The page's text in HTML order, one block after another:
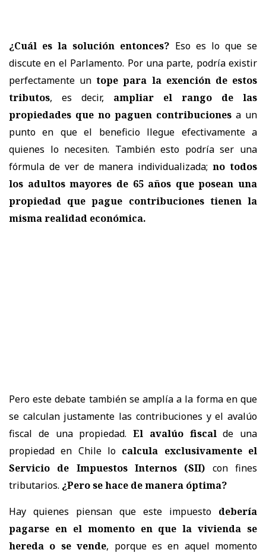
¿Cuál es la solución entonces? Eso es lo que se
discute en el Parlamento. Por una parte, podría existir
perfectamente un tope para la exención de estos
tributos, es decir, ampliar el rango de las
propiedades que no paguen contribuciones a un
punto en que el beneficio llegue efectivamente a
quienes lo necesiten. También esto podría ser una
fórmula de ver de manera individualizada;no todos
los adultos mayores de 65 años que posean una
propiedad que pague contribuciones tienen la
misma realidad económica.
Pero este debate también se amplía a la forma en que
se calculan justamente las contribuciones y el avalúo
fiscal de una propiedad. El avalúo fiscalde una
propiedad en Chile lo calcula exclusivamente el
Servicio de Impuestos Internos (SII) con fines
tributarios. ¿Pero se hace de manera óptima?
Hay quienes piensan que este impuesto debería
pagarse en el momento en que la vivienda se
hereda o se vende, porque es en aquel momento